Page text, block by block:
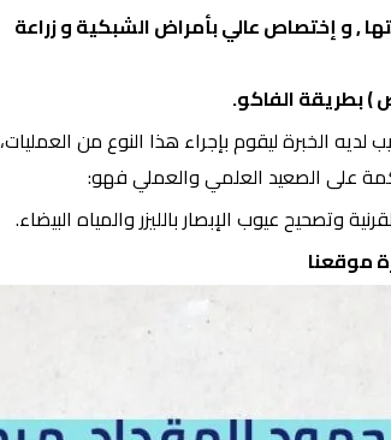
, و إختصاص عالي بأمراض الشبكية و زراعة
) بطريقة الفاكو.
الخبرة ليقوم بإجراء هذا النوع من العمليات،
على الصعيد العلمي والعملي فهو:
وتصحيح عيوب الإبصار بالليزر والمياه البيضاء.
موقعنا